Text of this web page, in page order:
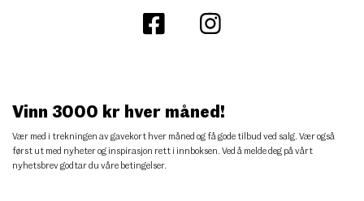
Vinn 3000 kr hver måned!
Vær med i trekningen av gavekort hver måned og få gode tilbud ved salg. Vær også
først ut med nyheter og inspirasjon rett i innboksen. Ved å melde deg på vårt
nyhetsbrev godtar du våre betingelser.